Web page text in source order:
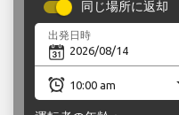
同じ場所に返却
出発日時